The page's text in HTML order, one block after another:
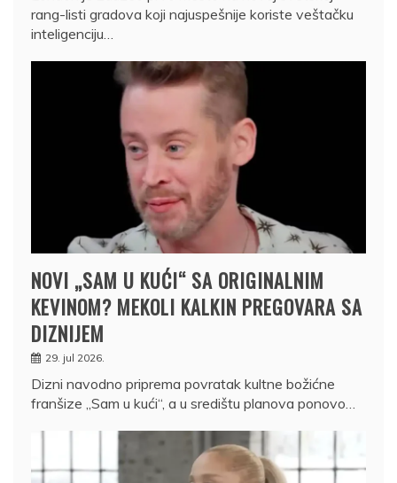
rang-listi gradova koji najuspešnije koriste veštačku
inteligenciju…
NOVI „SAM U KUĆI“ SA ORIGINALNIM
KEVINOM? MEKOLI KALKIN PREGOVARA SA
DIZNIJEM
29. jul 2026.
Dizni navodno priprema povratak kultne božićne
franšize „Sam u kući“, a u središtu planova ponovo…